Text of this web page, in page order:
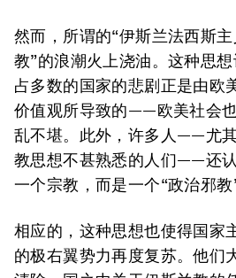
然而，所谓的“伊斯兰法西斯
教”的浪潮火上浇油。这种思
占多数的国家的悲剧正是由欧
价值观所导致的——欧美社会
乱不堪。此外，许多人——尤
教思想不甚熟悉的人们——还
一个宗教，而是一个“政治邪教”
相应的，这种思想也使得国家
的极右翼势力再度复苏。他们